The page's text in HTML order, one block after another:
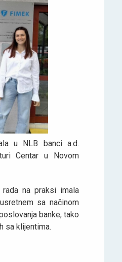
u NLB banci a.d.
Centar u Novom
na praksi imala
sa načinom
banke, tako
sa klijentima.